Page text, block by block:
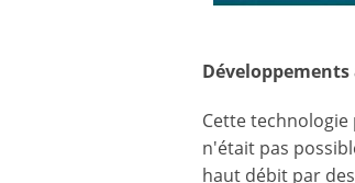
Cette
n'était pas
haut débit par